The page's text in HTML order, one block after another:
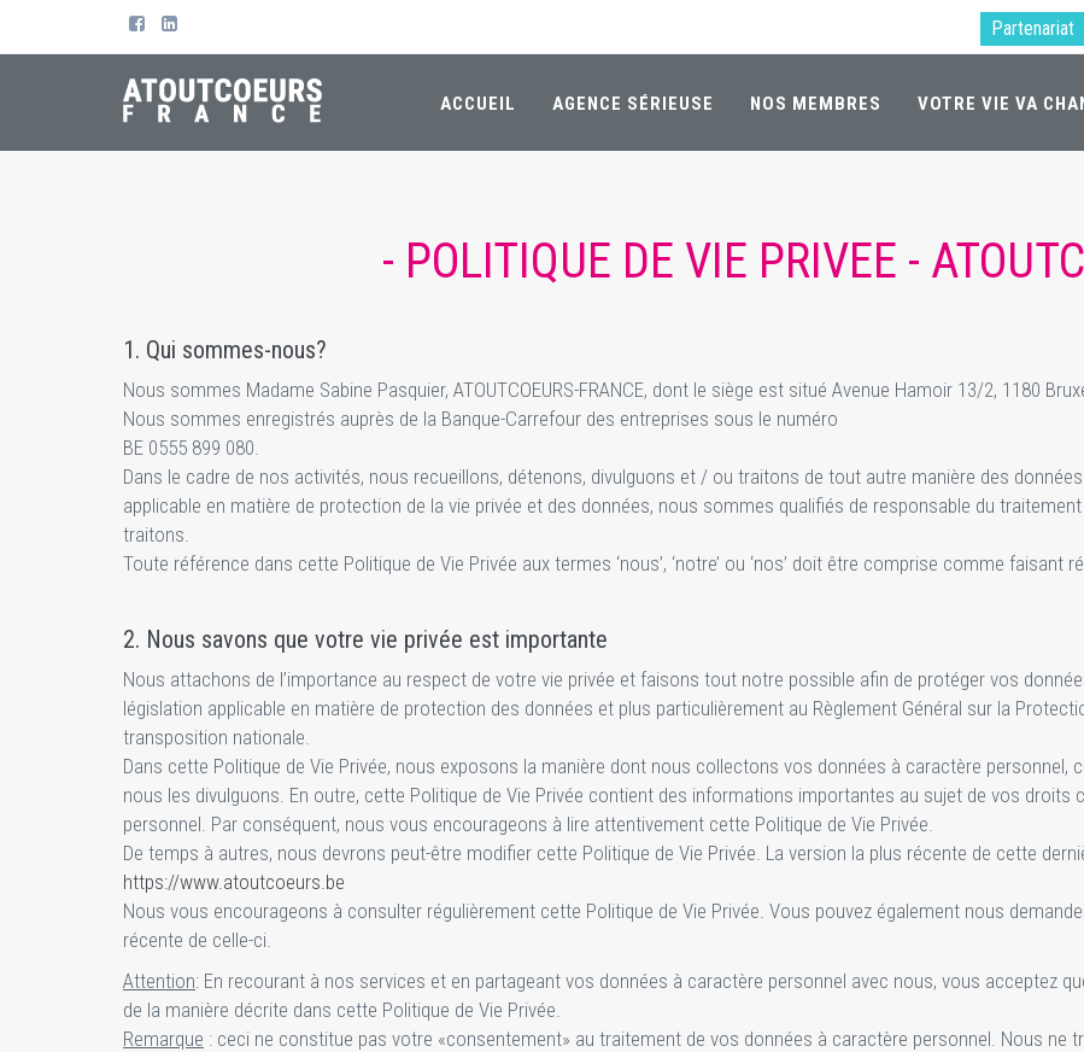
Partenariat
ACCUEIL AGENCE SÉRIEUSE NOS MEMBRES VOTRE VIE VA
- POLITIQUE DE VIE PRIVEE -
1. Qui sommes-nous?
Nous sommes Madame Sabine Pasquier, ATOUTCOEURS-FRANCE, dont le siège est situé Avenue Hamoir 13/2, 1180
Nous sommes enregistrés auprès de la Banque-Carrefour des entreprises sous le numéro
BE 0555 899 080.
Dans le cadre de nos activités, nous recueillons, détenons, divulguons et / ou traitons de tout autre manière des
applicable en matière de protection de la vie privée et des données, nous sommes qualifiés de responsable du
traitons.
Toute référence dans cette Politique de Vie Privée aux termes ‘nous’, ‘notre’ ou ‘nos’ doit être comprise comme faisant
2. Nous savons que votre vie privée est importante
Nous attachons de l’importance au respect de votre vie privée et faisons tout notre possible afin de protéger vos
législation applicable en matière de protection des données et plus particulièrement au Règlement Général sur la
transposition nationale.
Dans cette Politique de Vie Privée, nous exposons la manière dont nous collectons vos données à caractère
nous les divulguons. En outre, cette Politique de Vie Privée contient des informations importantes au sujet de vos
personnel. Par conséquent, nous vous encourageons à lire attentivement cette Politique de Vie Privée.
De temps à autres, nous devrons peut-être modifier cette Politique de Vie Privée. La version la plus récente de cette
https://www.atoutcoeurs.be
Nous vous encourageons à consulter régulièrement cette Politique de Vie Privée. Vous pouvez également nous
récente de celle-ci.
Attention: En recourant à nos services et en partageant vos données à caractère personnel avec nous, vous acceptez
de la manière décrite dans cette Politique de Vie Privée.
Remarque : ceci ne constitue pas votre «consentement» au traitement de vos données à caractère personnel. Nous ne